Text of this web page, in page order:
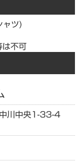
ツ)
不可
川中央1-33-4